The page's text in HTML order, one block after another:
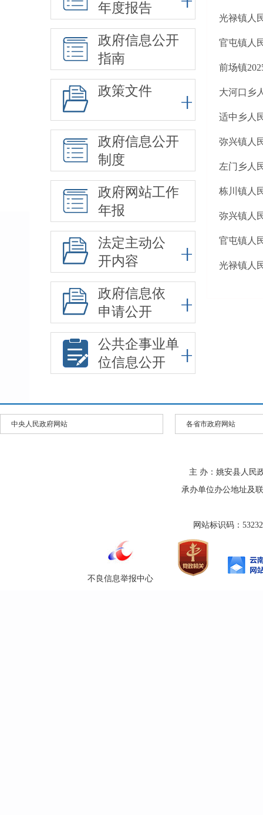
年度报告
政府信息公开
指南
政策文件
政府信息公开
制度
政府网站工作
年报
法定主动公
开内容
政府信息依
申请公开
公共企事业单
位信息公开
光禄镇人
官屯镇人
前场镇
大河口乡
适中乡人
弥兴镇人
左门乡人
栋川镇人
弥兴镇人
官屯镇人
光禄镇人
中央人民政府网站 各省市政府网站
主 办：姚安县人民
承办单位办公地址及
网站标识码：
不良信息举报中心